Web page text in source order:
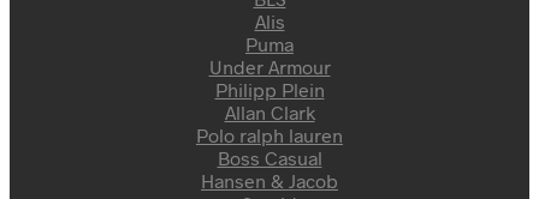
Alis
Puma
Under Armour
Philipp Plein
Allan Clark
Polo ralph lauren
Boss Casual
Hansen & Jacob